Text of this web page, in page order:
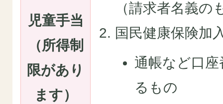
児童手当
（所得制
限があり
ます）
（請求者名義の
国民健康保険加
通帳など口
るもの